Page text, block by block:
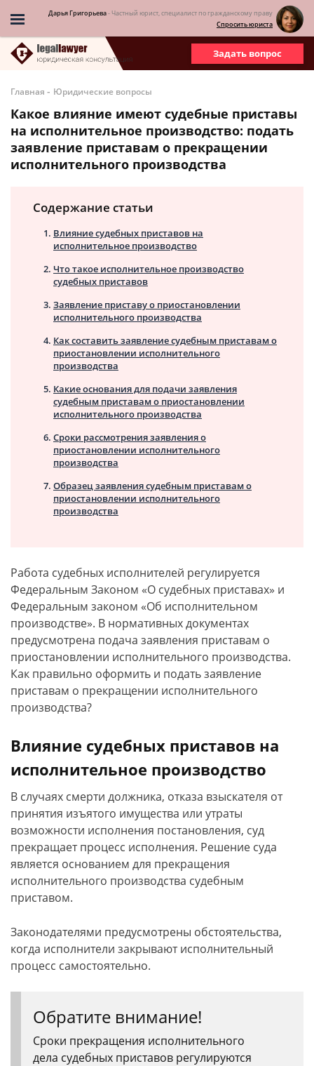
Дарья Григорьева- Частный юрист, специалист по гражданскому праву
Спросить юриста
Задать вопрос
Главная - Юридические вопросы
Какое влияние имеют судебные приставы
на исполнительное производство: подать
заявление приставам о прекращении
исполнительного производства
Содержание статьи
Влияние судебных приставов на
исполнительное производство
Что такое исполнительное производство
судебных приставов
Заявление приставу о приостановлении
исполнительного производства
Как составить заявление судебным приставам о
приостановлении исполнительного
производства
Какие основания для подачи заявления
судебным приставам о приостановлении
исполнительного производства
Сроки рассмотрения заявления о
приостановлении исполнительного
производства
Образец заявления судебным приставам о
приостановлении исполнительного
производства
Работа судебных исполнителей регулируется
Федеральным Законом «О судебных приставах» и
Федеральным законом «Об исполнительном
производстве». В нормативных документах
предусмотрена подача заявления приставам о
приостановлении исполнительного производства.
Как правильно оформить и подать заявление
приставам о прекращении исполнительного
производства?
Влияние судебных приставов на
исполнительное производство
В случаях смерти должника, отказа взыскателя от
принятия изъятого имущества или утраты
возможности исполнения постановления, суд
прекращает процесс исполнения. Решение суда
является основанием для прекращения
исполнительного производства судебным
приставом.
Законодателями предусмотрены обстоятельства,
когда исполнители закрывают исполнительный
процесс самостоятельно.
Обратите внимание!
Сроки прекращения исполнительного
дела судебных приставов регулируются